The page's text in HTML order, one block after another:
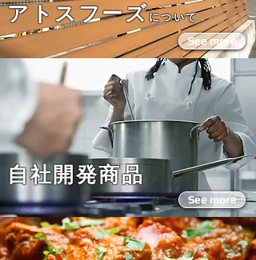
アトスフーズについて
See more
自社開発商品
See more